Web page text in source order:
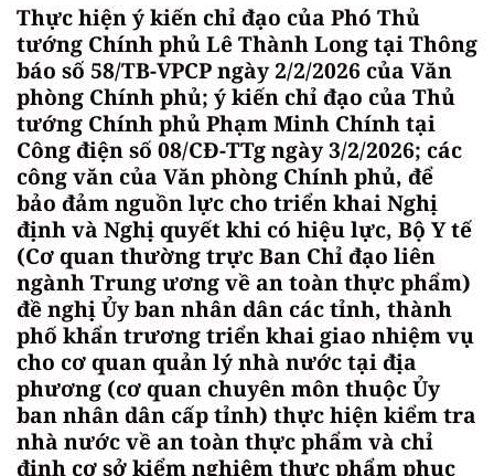
Thực hiện ý kiến chỉ đạo của Phó Thủ
tướng Chính phủ Lê Thành Long tại Thông
báo số 58/TB-VPCP ngày 2/2/2026 của Văn
phòng Chính phủ; ý kiến chỉ đạo của Thủ
tướng Chính phủ Phạm Minh Chính tại
Công điện số 08/CĐ-TTg ngày 3/2/2026; các
công văn của Văn phòng Chính phủ, để
bảo đảm nguồn lực cho triển khai Nghị
định và Nghị quyết khi có hiệu lực, Bộ Y tế
(Cơ quan thường trực Ban Chỉ đạo liên
ngành Trung ương về an toàn thực phẩm)
đề nghị Ủy ban nhân dân các tỉnh, thành
phố khẩn trương triển khai giao nhiệm vụ
cho cơ quan quản lý nhà nước tại địa
phương (cơ quan chuyên môn thuộc Ủy
ban nhân dân cấp tỉnh) thực hiện kiểm tra
nhà nước về an toàn thực phẩm và chỉ
định cơ sở kiểm nghiệm thực phẩm phục